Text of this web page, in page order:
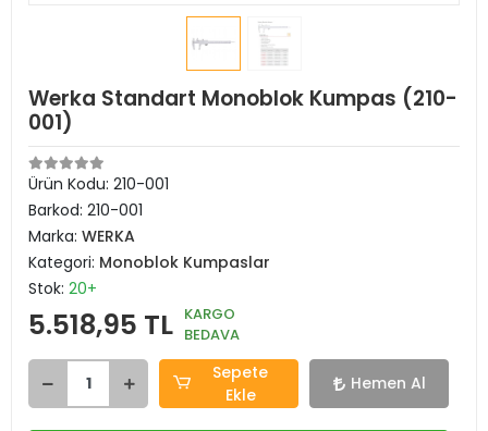
Werka Standart Monoblok Kumpas (210-
001)
Ürün Kodu: 210-001
Barkod: 210-001
Marka: WERKA
Kategori: Monoblok Kumpaslar
Stok: 20+
5.518,95 TL KARGO
BEDAVA
Sepete
Ekle
Hemen Al